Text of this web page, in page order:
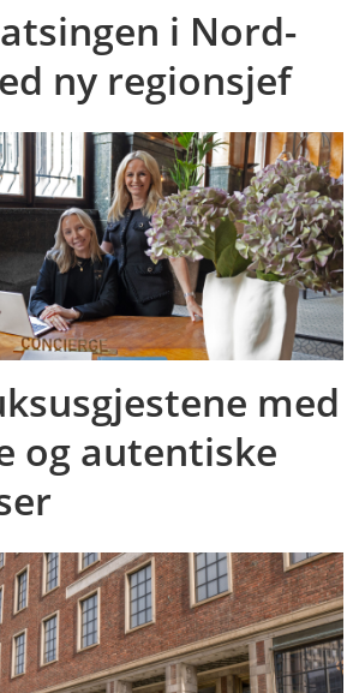
innen 2050 fra
omfatter
utslipp og opptak fra
** Målet
relaterte utslipp og
i Nord-
ny regionsjef
med
og autentiske